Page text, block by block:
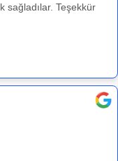
sağladılar. Teşekkür